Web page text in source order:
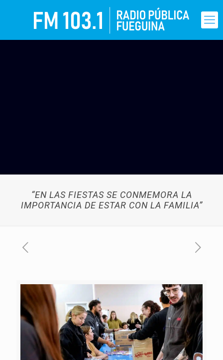
“EN LAS FIESTAS SE CONMEMORA LA
IMPORTANCIA DE ESTAR CON LA FAMILIA”